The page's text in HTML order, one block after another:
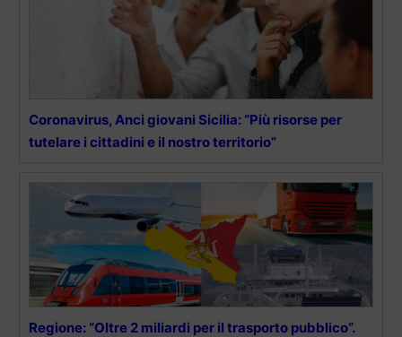
Coronavirus, Anci giovani Sicilia: “Più risorse per
tutelare i cittadini e il nostro territorio”
Regione: “Oltre 2 miliardi per il trasporto pubblico”.